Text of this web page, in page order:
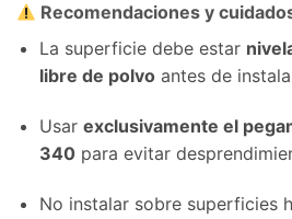
Recomendaciones y
La superficie debe estar
libre de polvoantes de
Usar exclusivamente el
340para evitar
No instalar sobre superficies